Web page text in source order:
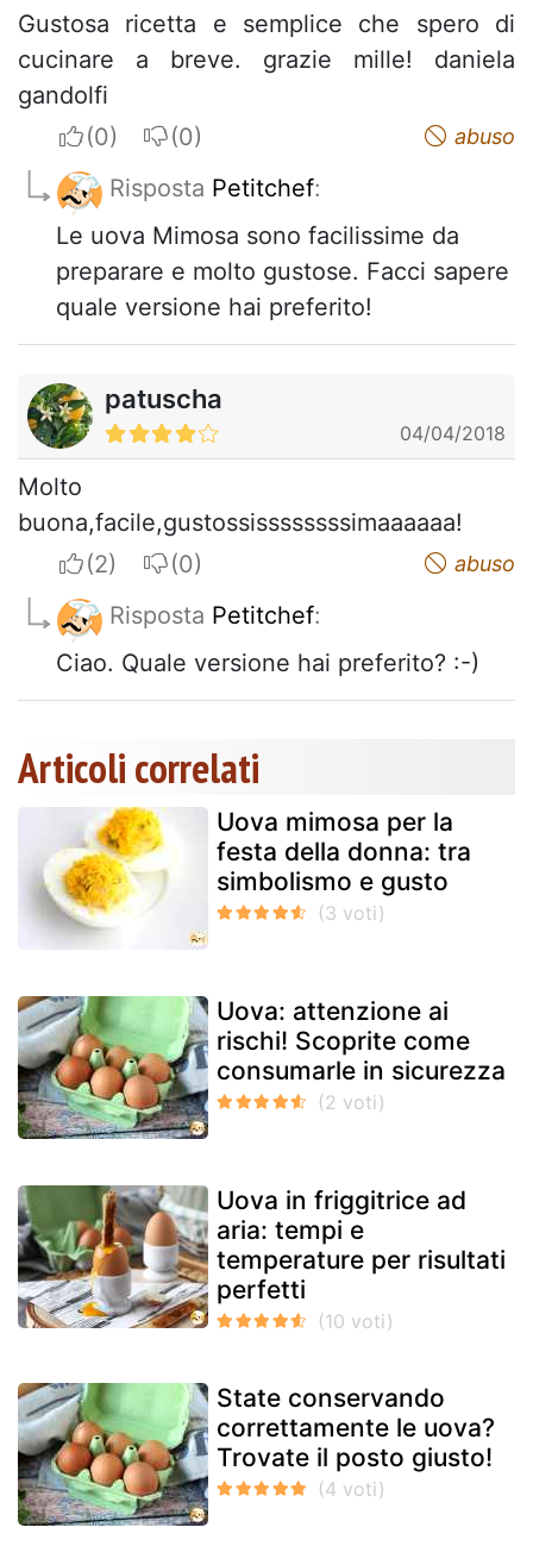
Gustosa ricetta e semplice che spero di
cucinare a breve. grazie mille! daniela
gandolfi
I apreciateI do not appreciate abuso
Risposta Petitchef:
Le uova Mimosa sono facilissime da
preparare e molto gustose. Facci sapere
quale versione hai preferito!
patuscha
04/04/2018
Molto
buona,facile,gustossissssssssimaaaaaa!
I apreciateI do not appreciate abuso
Risposta Petitchef:
Ciao. Quale versione hai preferito? :-)
Articoli correlati
Uova mimosa per la
festa della donna: tra
simbolismo e gusto
Uova: attenzione ai
rischi! Scoprite come
consumarle in sicurezza
Uova in friggitrice ad
aria: tempi e
temperature per risultati
perfetti
State conservando
correttamente le uova?
Trovate il posto giusto!